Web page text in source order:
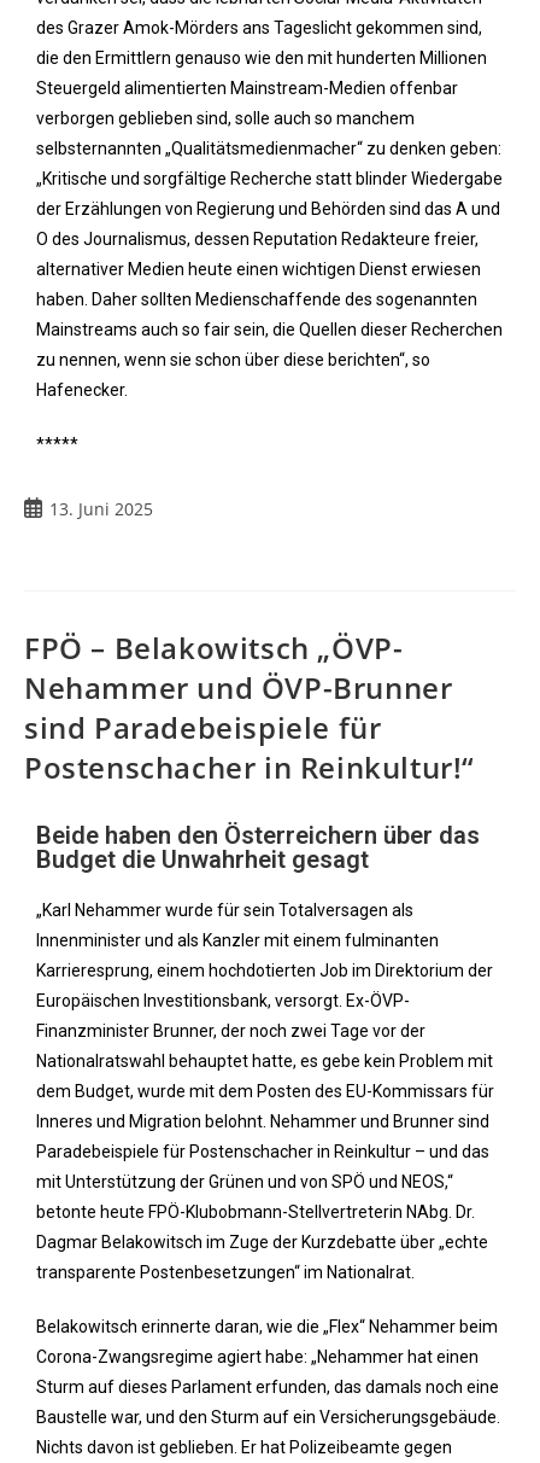
des Grazer Amok-Mörders ans Tageslicht gekommen sind,
die den Ermittlern genauso wie den mit hunderten Millionen
Steuergeld alimentierten Mainstream-Medien offenbar
verborgen geblieben sind, solle auch so manchem
selbsternannten „Qualitätsmedienmacher“ zu denken geben:
„Kritische und sorgfältige Recherche statt blinder Wiedergabe
der Erzählungen von Regierung und Behörden sind das A und
O des Journalismus, dessen Reputation Redakteure freier,
alternativer Medien heute einen wichtigen Dienst erwiesen
haben. Daher sollten Medienschaffende des sogenannten
Mainstreams auch so fair sein, die Quellen dieser Recherchen
zu nennen, wenn sie schon über diese berichten“, so
Hafenecker.
*****
13. Juni 2025
FPÖ – Belakowitsch „ÖVP-
Nehammer und ÖVP-Brunner
sind Paradebeispiele für
Postenschacher in Reinkultur!“
Beide haben den Österreichern über das
Budget die Unwahrheit gesagt
„Karl Nehammer wurde für sein Totalversagen als
Innenminister und als Kanzler mit einem fulminanten
Karrieresprung, einem hochdotierten Job im Direktorium der
Europäischen Investitionsbank, versorgt. Ex-ÖVP-
Finanzminister Brunner, der noch zwei Tage vor der
Nationalratswahl behauptet hatte, es gebe kein Problem mit
dem Budget, wurde mit dem Posten des EU-Kommissars für
Inneres und Migration belohnt. Nehammer und Brunner sind
Paradebeispiele für Postenschacher in Reinkultur – und das
mit Unterstützung der Grünen und von SPÖ und NEOS,“
betonte heute FPÖ-Klubobmann-Stellvertreterin NAbg. Dr.
Dagmar Belakowitsch im Zuge der Kurzdebatte über „echte
transparente Postenbesetzungen“ im Nationalrat.
Belakowitsch erinnerte daran, wie die „Flex“ Nehammer beim
Corona-Zwangsregime agiert habe: „Nehammer hat einen
Sturm auf dieses Parlament erfunden, das damals noch eine
Baustelle war, und den Sturm auf ein Versicherungsgebäude.
Nichts davon ist geblieben. Er hat Polizeibeamte gegen